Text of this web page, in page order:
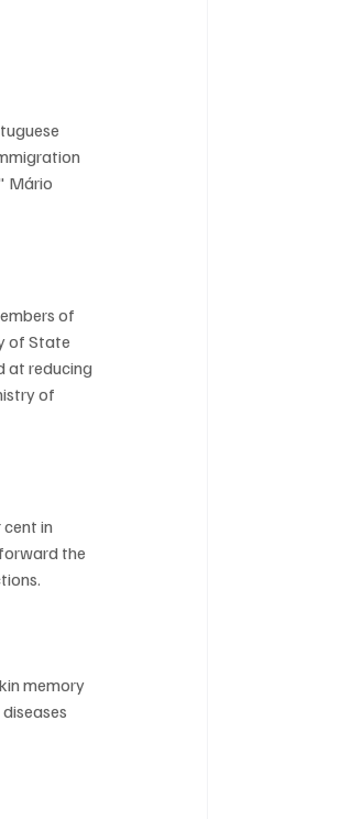
Mário
of
of State
at reducing
of
in
the
memory